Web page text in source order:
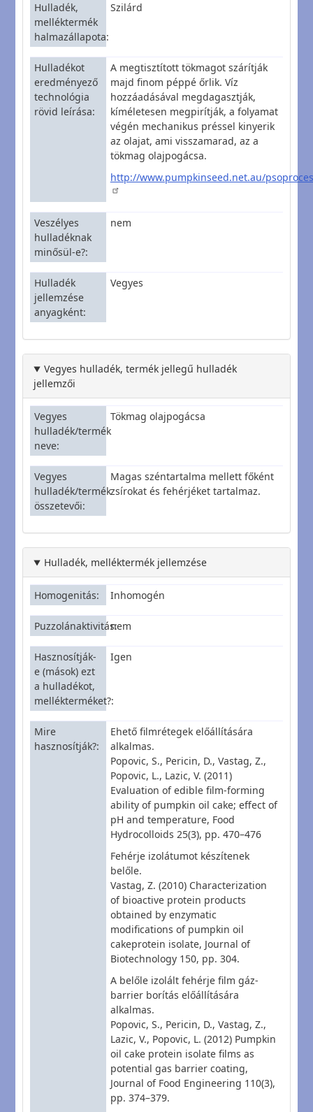
Hulladék,
melléktermék
halmazállapota
Szilárd
Hulladékot
eredményező
technológia
rövid leírása
A megtisztított tökmagot szárítják
majd finom péppé őrlik. Víz
hozzáadásával megdagasztják,
kíméletesen megpirítják, a folyamat
végén mechanikus préssel kinyerik
az olajat, ami visszamarad, az a
tökmag olajpogácsa.
http://www.pumpkinseed.net.au/
Veszélyes
hulladéknak
minősül-e?
nem
Hulladék
jellemzése
anyagként
Vegyes
Vegyes hulladék, termék jellegű hulladék
jellemzői
Vegyes
hulladék/termék
neve
Tökmag olajpogácsa
Vegyes
hulladék/termék
összetevői
Magas széntartalma mellett főként
zsírokat és fehérjéket tartalmaz.
Hulladék, melléktermék jellemzése
Homogenitás Inhomogén
Puzzolánaktivitásnem
Hasznosítják-
e (mások) ezt
a hulladékot,
mellékterméket?
Igen
Mire
hasznosítják?
Ehető filmrétegek előállítására
alkalmas.
Popovic, S., Pericin, D., Vastag, Z.,
Popovic, L., Lazic, V. (2011)
Evaluation of edible film-forming
ability of pumpkin oil cake; effect of
pH and temperature, Food
Hydrocolloids 25(3), pp. 470–476
Fehérje izolátumot készítenek
belőle.
Vastag, Z. (2010) Characterization
of bioactive protein products
obtained by enzymatic
modifications of pumpkin oil
cakeprotein isolate, Journal of
Biotechnology 150, pp. 304.
A belőle izolált fehérje film gáz-
barrier borítás előállítására
alkalmas.
Popovic, S., Pericin, D., Vastag, Z.,
Lazic, V., Popovic, L. (2012) Pumpkin
oil cake protein isolate films as
potential gas barrier coating,
Journal of Food Engineering 110(3),
pp. 374–379.